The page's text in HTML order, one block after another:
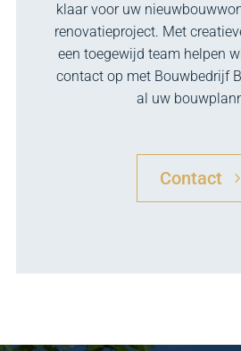
klaar voor uw
renovatieproject. Met
een toegewijd team helpen
contact op met Bouwbedrijf
al uw
Contact